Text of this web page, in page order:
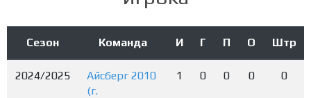
Сезон Команда И Г П О Штр
2024/2025
Айсберг 2010
(г.
1 0 0 0 0